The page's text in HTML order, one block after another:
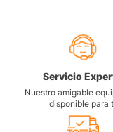
Servicio
Nuestro amigable
disponible para